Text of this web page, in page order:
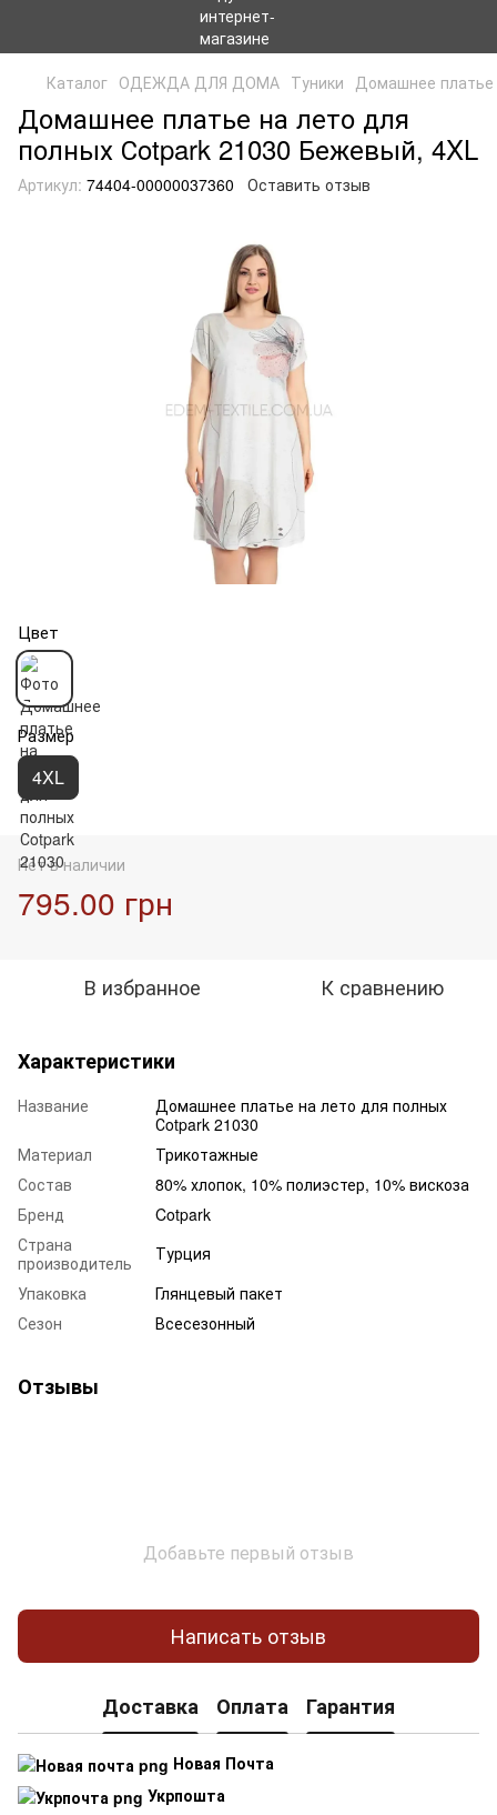
Каталог ОДЕЖДА ДЛЯ ДОМА Туники Домашнее платье
Домашнее платье на лето для
полных Сotpark 21030 Бежевый, 4XL
Артикул: 74404-00000037360 Оставить отзыв
Цвет
Размер
4XL
Нет в наличии
795.00 грн
В избранное К сравнению
Характеристики
Название
Домашнее платье на лето для полных
Сotpark 21030
Материал
Трикотажные
Состав
80% хлопок, 10% полиэстер, 10% вискоза
Бренд
Cotpark
Страна
производитель
Турция
Упаковка
Глянцевый пакет
Сезон
Всесезонный
Отзывы
Добавьте первый отзыв
Написать отзыв
Доставка Оплата Гарантия
Новая Почта
Укрпошта